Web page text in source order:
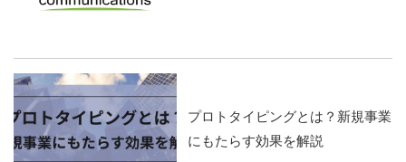
プロトタイピングとは？新規事業
にもたらす効果を解説